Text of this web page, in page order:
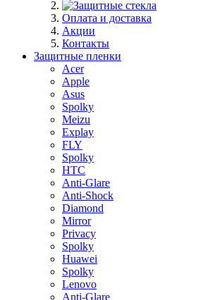
Оплата и доставка
Акции
Контакты
Защитные пленки
Acer
Apple
Asus
Spolky
Meizu
Explay
FLY
Spolky
HTC
Anti-Glare
Anti-Shock
Diamond
Mirror
Privacy
Spolky
Huawei
Spolky
Lenovo
Anti-Glare